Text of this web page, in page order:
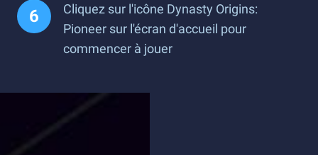
Cliquez sur l'icône Dynasty Origins:
Pioneer sur l'écran d'accueil pour
commencer à jouer